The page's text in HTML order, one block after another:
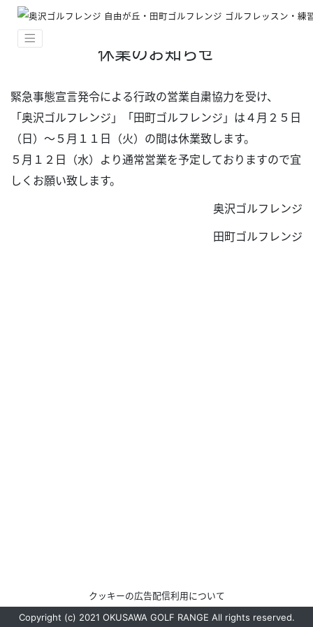
休業のお知らせ
緊急事態宣言発令による行政の営業自粛協力を受け、
「奥沢ゴルフレンジ」「田町ゴルフレンジ」は４月２５日
（日）～５月１１日（火）の間は休業致します。
５月１２日（水）より通常営業を予定しておりますので宜
しくお願い致します。
奥沢ゴルフレンジ
田町ゴルフレンジ
クッキーの広告配信利用について
Copyright (c) 2021 OKUSAWA GOLF RANGE All rights reserved.